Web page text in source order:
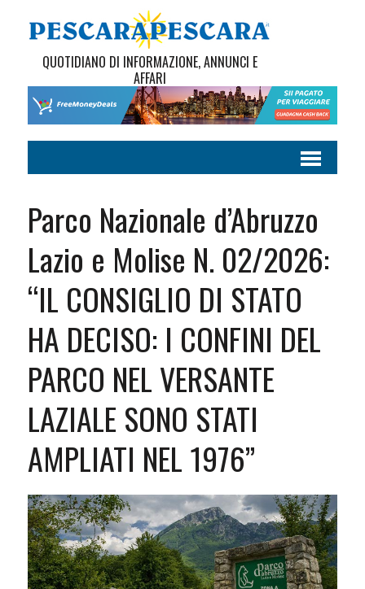
QUOTIDIANO DI INFORMAZIONE, ANNUNCI E
AFFARI
Parco Nazionale d’Abruzzo
Lazio e Molise N. 02/2026:
“IL CONSIGLIO DI STATO
HA DECISO: I CONFINI DEL
PARCO NEL VERSANTE
LAZIALE SONO STATI
AMPLIATI NEL 1976”